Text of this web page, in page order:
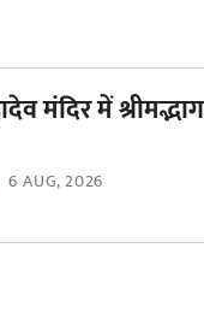
मंदिर में
6 AUG, 2026